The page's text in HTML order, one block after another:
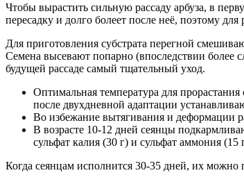
Чтобы вырастить сильную рассаду арбуза, в
пересадку и долго болеет после неё, поэтому
Для приготовления субстрата перегной
Семена высевают попарно (впоследствии более
будущей рассаде самый тщательный уход.
Оптимальная температура для
после двухдневной адаптации
Во избежание вытягивания и деформации
В возрасте 10-12 дней сеянцы
сульфат калия (30 г) и сульфат аммония (15
Когда сеянцам исполнится 30-35 дней, их